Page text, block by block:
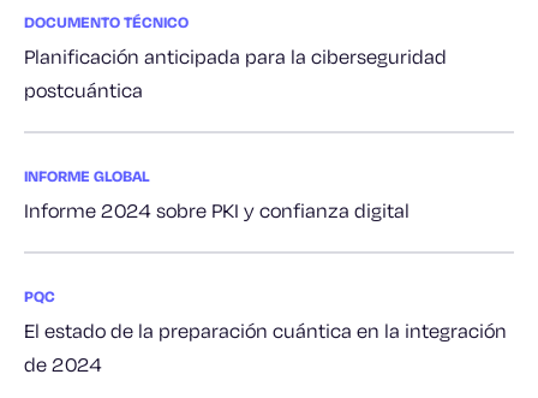
DOCUMENTO TÉCNICO
Planificación anticipada para la ciberseguridad
postcuántica
INFORME GLOBAL
Informe 2024 sobre PKI y confianza digital
PQC
El estado de la preparación cuántica en la integración
de 2024